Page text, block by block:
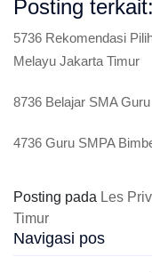
Posting terkait:
5736 Rekomendasi
Melayu Jakarta Timur
8736 Belajar SMA
4736 Guru SMPA
Posting pada Les
Timur
Navigasi pos